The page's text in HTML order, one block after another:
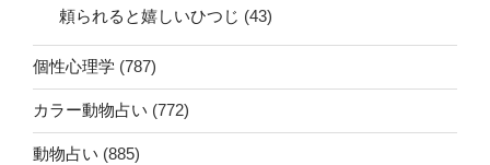
頼られると嬉しいひつじ (43)
個性心理学 (787)
カラー動物占い (772)
動物占い (885)